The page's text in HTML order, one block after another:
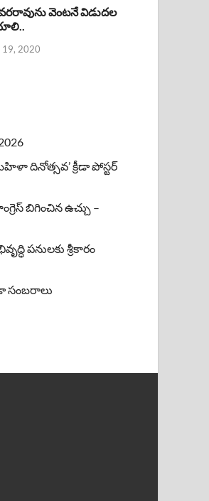
వెంటనే విడుదల
19, 2020
దినోత్సవ’ క్రీడా పోస్టర్
బిగించిన ఉచ్చు –
పనులకు శ్రీకారం
సంబరాలు